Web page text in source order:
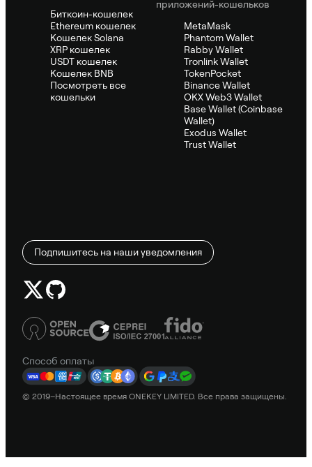
Биткоин-кошелек
Ethereum кошелек
Кошелек Solana
XRP кошелек
USDT кошелек
Кошелек BNB
Посмотреть все
кошельки
приложений-кошельков
MetaMask
Phantom Wallet
Rabby Wallet
Tronlink Wallet
TokenPocket
Binance Wallet
OKX Web3 Wallet
Base Wallet (Coinbase
Wallet)
Exodus Wallet
Trust Wallet
Подпишитесь на наши уведомления
Способ оплаты
© 2019–Настоящее время ONEKEY LIMITED. Все права защищены.